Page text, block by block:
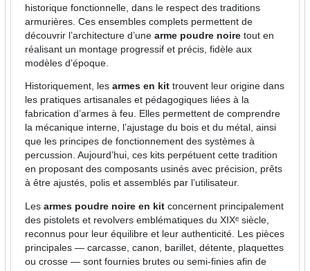
historique fonctionnelle, dans le respect des traditions
armurières. Ces ensembles complets permettent de
découvrir l’architecture d’unearme poudre noire tout en
réalisant un montage progressif et précis, fidèle aux
modèles d’époque.
Historiquement, lesarmes en kit trouvent leur origine dans
les pratiques artisanales et pédagogiques liées à la
fabrication d’armes à feu. Elles permettent de comprendre
la mécanique interne, l’ajustage du bois et du métal, ainsi
que les principes de fonctionnement des systèmes à
percussion. Aujourd’hui, ces kits perpétuent cette tradition
en proposant des composants usinés avec précision, prêts
à être ajustés, polis et assemblés par l’utilisateur.
Lesarmes poudre noire en kit concernent principalement
des pistolets et revolvers emblématiques du XIXᵉ siècle,
reconnus pour leur équilibre et leur authenticité. Les pièces
principales — carcasse, canon, barillet, détente, plaquettes
ou crosse — sont fournies brutes ou semi-finies afin de